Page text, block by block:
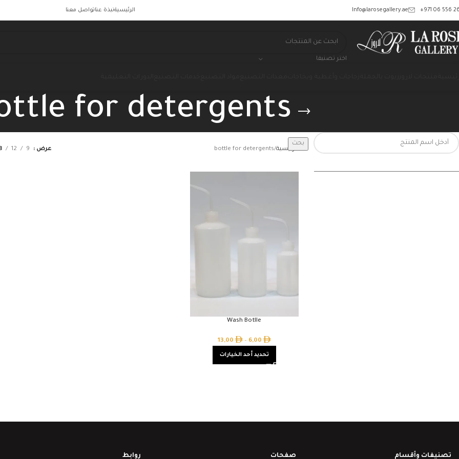
‎+971 06 556
Info@larosegallery.ae الرئيسيةنبذة عناتواصل معنا
اختر تصنيفا
for detergents
بحث
الرئيسية bottle for detergents عرض 9
12
Wash Botlle
6,00
–
13,00
تحديد أحد الخيارات
تصنيفات وأقسام صفحات روابط